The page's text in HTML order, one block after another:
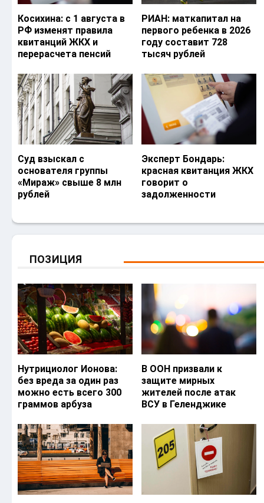
Косихина: с 1 августа в
РФ изменят правила
квитанций ЖКХ и
перерасчета пенсий
РИАН: маткапитал на
первого ребенка в 2026
году составит 728
тысяч рублей
Суд взыскал с
основателя группы
«Мираж» свыше 8 млн
рублей
Эксперт Бондарь:
красная квитанция ЖКХ
говорит о
задолженности
ПОЗИЦИЯ
Нутрициолог Ионова:
без вреда за один раз
можно есть всего 300
граммов арбуза
В ООН призвали к
защите мирных
жителей после атак
ВСУ в Геленджике